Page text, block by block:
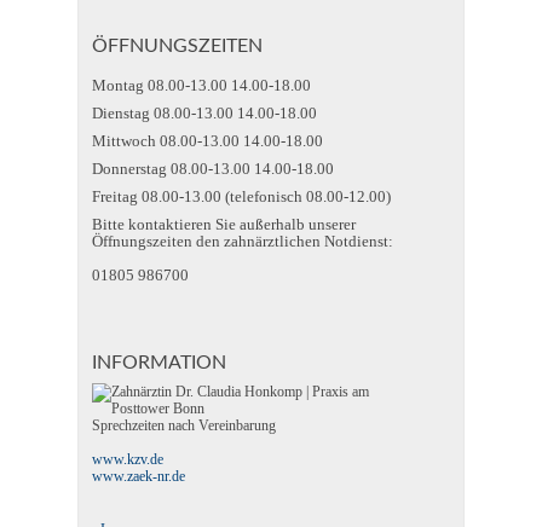
ÖFFNUNGSZEITEN
Montag 08.00-13.00 14.00-18.00
Dienstag 08.00-13.00 14.00-18.00
Mittwoch 08.00-13.00 14.00-18.00
Donnerstag 08.00-13.00 14.00-18.00
Freitag 08.00-13.00 (telefonisch 08.00-12.00)
Bitte kontaktieren Sie außerhalb unserer
Öffnungszeiten den zahnärztlichen Notdienst:
01805 986700
INFORMATION
Sprechzeiten nach Vereinbarung
www.kzv.de
www.zaek-nr.de